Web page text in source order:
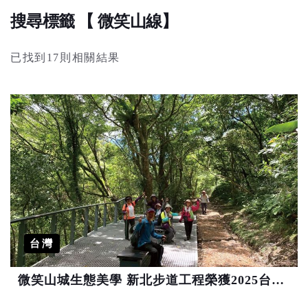
搜尋標籤 【 微笑山線】
已找到17則相關結果
台灣
微笑山城生態美學 新北步道工程榮獲2025台灣景觀大獎肯定